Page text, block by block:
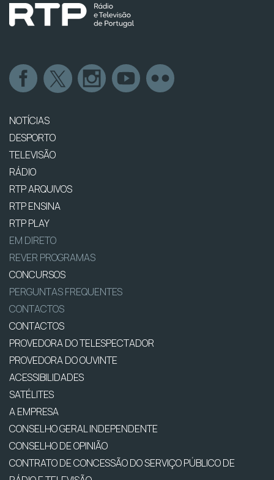
NOTÍCIAS
DESPORTO
TELEVISÃO
RÁDIO
RTP ARQUIVOS
RTP ENSINA
RTP PLAY
EM DIRETO
REVER PROGRAMAS
CONCURSOS
PERGUNTAS FREQUENTES
CONTACTOS
CONTACTOS
PROVEDORA DO TELESPECTADOR
PROVEDORA DO OUVINTE
ACESSIBILIDADES
SATÉLITES
A EMPRESA
CONSELHO GERAL INDEPENDENTE
CONSELHO DE OPINIÃO
CONTRATO DE CONCESSÃO DO SERVIÇO PÚBLICO DE